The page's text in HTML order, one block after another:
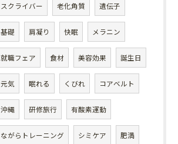
スクライバー 老化角質 遺伝子
基礎 肩凝り 快眠 メラニン
就職フェア 食材 美容効果 誕生日
元気 眠れる くびれ コアベルト
沖縄 研修旅行 有酸素運動
ながらトレーニング シミケア 肥満